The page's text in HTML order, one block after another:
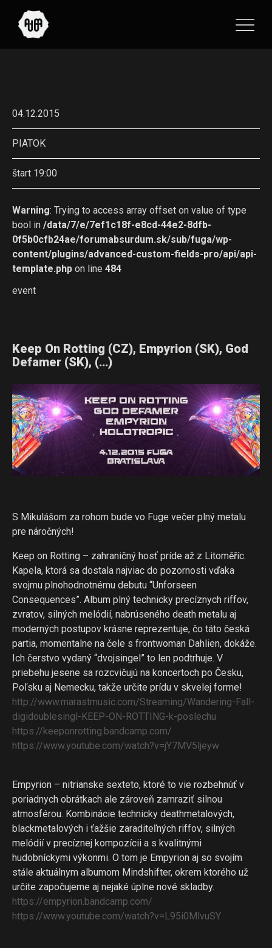
04.12.2015
PIATOK
štart 19:00
Warning: Trying to access array offset on value of type
bool in /data/7/e/7ef1c18f-e8cd-44e2-8dfb-
0f5b0cfb24ae/forumabsurdum.sk/sub/fuga/wp-
content/plugins/advanced-custom-fields-pro/api/api-
template.php on line 484
event
Keep On Rotting (CZ), Empyrion (SK), God
Defamer (SK), (…)
S Mikulášom za rohom bude vo Fuge večer plný metalu
pre náročných!
Keep on Rotting – zahraničný hosť príde až z Litoměříc.
Kapela, ktorá sa dostala najviac do pozornosti vďaka
svojmu plnohodnotnému debutu “Unforseen
Consequences”. Album plný technicky precíznych riffov,
zvratov, silných melódií, nabrúseného death metalu aj
moderných postupov krásne reprezentuje, čo táto česká
partia, momentalne na čele s frontwoman Dahlien, dokáže.
Ich čerstvo vydaný “dvojsingel” to len podtrhuje. V
priebehu jesene sa rozcvičujú na koncertoch po Česku,
Poľsku aj Nemecku, takže určite prídu v skvelej forme!
http://www.marastmusic.com/Streaming/Wandering-Fall-
digidoublesingl-KEEP-ON-ROTTING-k-poslechu
https://keeponrotting.bandcamp.com/
https://www.youtube.com/watch?v=jY7MV5ljeyw
Empyrion – nitrianske sexteto, ktoré to vie rozbehnúť v
poriadnych obrátkach ale zároveň zamraziť silnou
atmosférou. Kombinácie technicky deathmetalových,
blackmetalových i ťažšie zaraditeľných riffov, silných
melódií v precíznej kompozícii a s kvalitnými
hudobníckymi výkonmi. O tom je Empyrion aj so svojím
stále aktuálnym albumom Mindshifter, okrem ktorého už
určite započujeme aj nejaké úplne nové skladby.
https://empyrion.bandcamp.com/
https://www.youtube.com/watch?v=L95i0MlvuSY